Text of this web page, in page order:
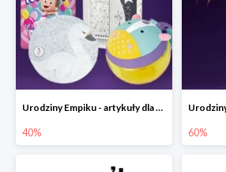
Urodziny Empiku - artykuły dla mamy i dziecka do -40%
40% 60%